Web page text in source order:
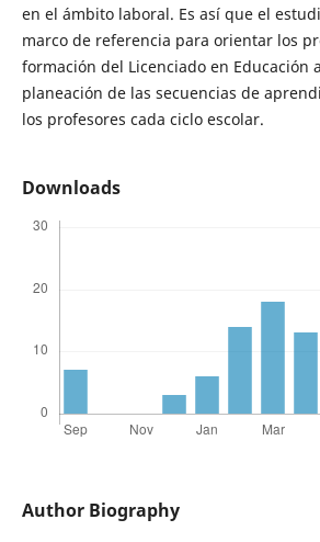
en el ámbito laboral. Es así que el
marco de referencia para orientar los
formación del Licenciado en Educación
planeación de las secuencias de
los profesores cada ciclo escolar.
Downloads
Author Biography